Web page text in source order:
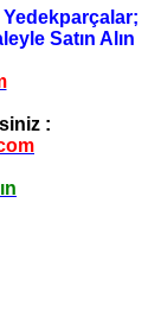
Satın Alın
: